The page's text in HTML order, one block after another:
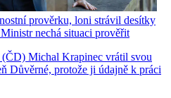
prověrku, loni strávil desítky
nechá situaci prověřit
Michal Krapinec vrátil svou
Důvěrné, protože ji údajně k práci